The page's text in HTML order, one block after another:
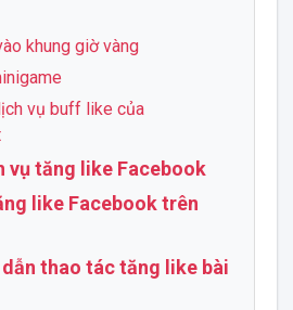
khung giờ vàng
vụ buff like của
vụ tăng like Facebook
like Facebook trên
thao tác tăng like bài